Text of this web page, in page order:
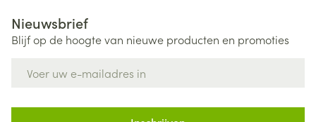
Nieuwsbrief
Blijf op de hoogte van nieuwe producten en promoties